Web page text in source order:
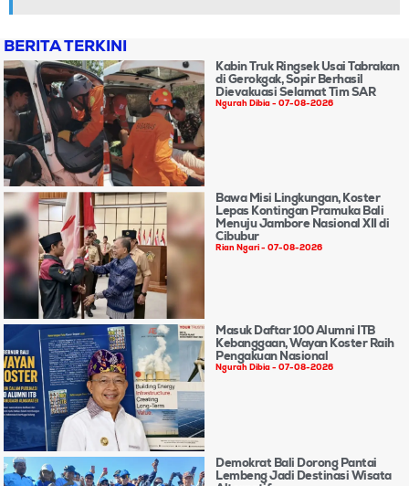
BERITA TERKINI
Kabin Truk Ringsek Usai Tabrakan
di Gerokgak, Sopir Berhasil
Dievakuasi Selamat Tim SAR
Ngurah Dibia 07-08-2026
Bawa Misi Lingkungan, Koster
Lepas Kontingan Pramuka Bali
Menuju Jambore Nasional XII di
Cibubur
Rian Ngari 07-08-2026
Masuk Daftar 100 Alumni ITB
Kebanggaan, Wayan Koster Raih
Pengakuan Nasional
Ngurah Dibia 07-08-2026
Demokrat Bali Dorong Pantai
Lembeng Jadi Destinasi Wisata